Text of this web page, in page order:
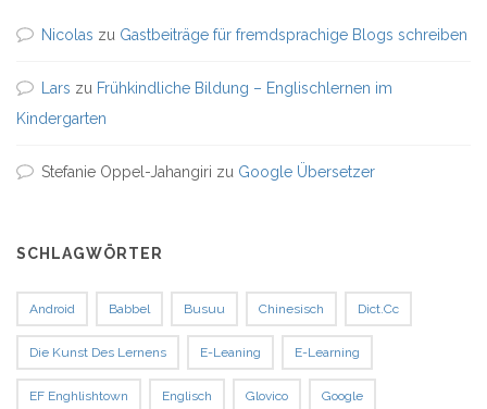
Nicolas zu Gastbeiträge für fremdsprachige Blogs schreiben
Lars zu Frühkindliche Bildung – Englischlernen im
Kindergarten
Stefanie Oppel-Jahangiri zu Google Übersetzer
SCHLAGWÖRTER
Android Babbel Busuu Chinesisch Dict.cc
Die Kunst Des Lernens E-Leaning E-Learning
EF Enghlishtown Englisch Glovico Google